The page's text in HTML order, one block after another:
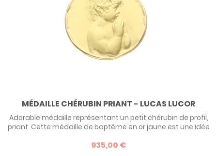
MÉDAILLE CHÉRUBIN PRIANT - LUCAS LUCOR
Adorable médaille représentant un petit chérubin de profil,
priant. Cette médaille de baptême en or jaune est une idée
935,00 €